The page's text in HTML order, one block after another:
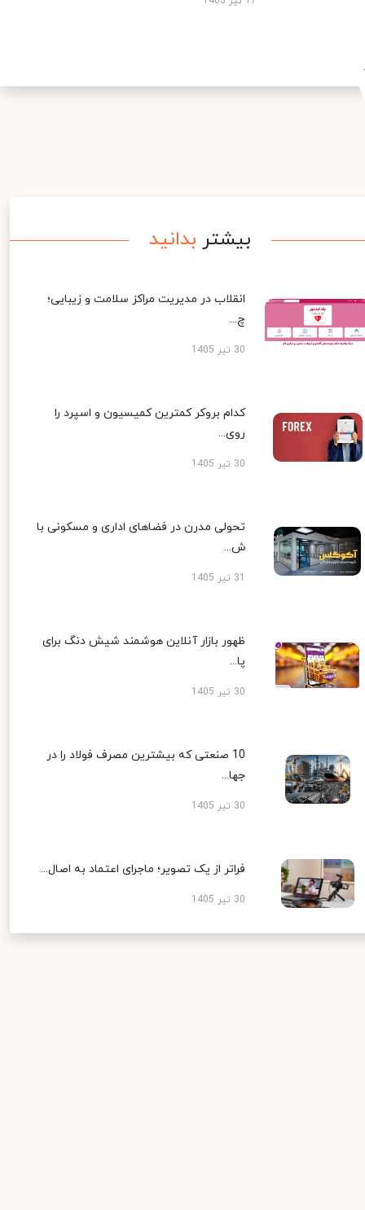
بیشتر بدانید
انقلاب در مدیریت مراکز سلامت و زیبایی؛
چ...
30 تیر 1405
کدام بروکر کمترین کمیسیون و اسپرد را
روی...
30 تیر 1405
تحولی مدرن در فضاهای اداری و مسکونی با
ش...
ظهور بازار آنلاین هوشمند شیش دنگ برای
پا...
30 تیر 1405
10 صنعتی که بیشترین مصرف فولاد را در
جها...
30 تیر 1405
فراتر از یک تصویر؛ ماجرای اعتماد به اصال...
30 تیر 1405